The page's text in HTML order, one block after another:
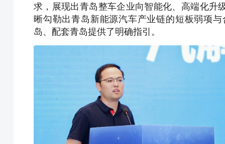
求，展现出青岛整车企业向智能化、高端化升
晰勾勒出青岛新能源汽车产业链的短板弱项
岛、配套青岛提供了明确指引。